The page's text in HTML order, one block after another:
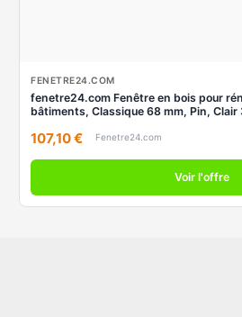
FENETRE24.COM
fenetre24.com Fenêtre en bois pour
bâtiments, Classique 68 mm, Pin, Clair
107,10 € Fenetre24.com
Voir l'offre